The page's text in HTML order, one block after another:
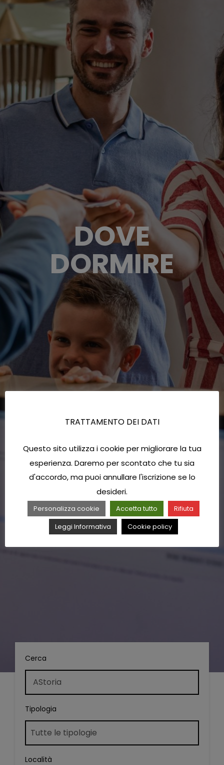
DOVE
DORMIRE
Cerca
Tipologia
Località
TRATTAMENTO DEI DATI
Questo sito utilizza i cookie per migliorare la tua
esperienza. Daremo per scontato che tu sia
d'accordo, ma puoi annullare l'iscrizione se lo
desideri.
Personalizza cookie Accetta tutto
Rifiuta
Leggi Informativa
Cookie policy